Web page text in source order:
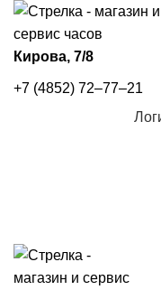
​Кирова, 7/8
+7 (4852) 72‒77‒21